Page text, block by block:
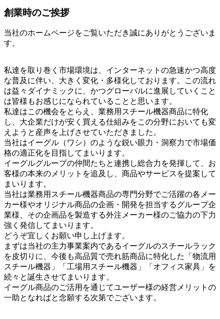
創業時のご挨拶
当社のホームページをご覧いただき誠にありがとうございま
す。
私達を取り巻く市場環境は、インターネットの急速かつ高度
な普及に伴い、大きく変化・多様化しております。この流れ
は益々ダイナミックに、かつグローバルに進展していくこと
は皆様もお感じになられていることと思います。
私達はこの機会をとらえ、業務用スチール機器商品に特化
し、大企業だけが安く買える仕組みをこの分野においても変
えようと産声を上げさせていただきました。
当社はイーグル（ワシ）のような鋭い眼力・洞察力で市場価
格の適正化を目指してまいります。
イーグルグループの仲間たちと連携し総合力を発揮して、お
客様の本来のメリットを追及し、商品やサービスを提案して
まいります。
当社は業務用スチール機器商品の専門分野でご活躍の各メー
カー様やオリジナル商品の企画・開発を担当するグループ企
業様、その企画品を製造する外注メーカー様のご協力の下力
強く発信してまいります。
どうぞ宜しくお願い申し上げます。
まずは当社の主力事業案内であるイーグルのスチールラック
を皮切りに、今後も高品質で売れ筋商品に特化した「物流用
スチール機器」「工場用スチール機器」「オフィス家具」を
続々と誕生させてまいります。
イーグル商品のご活用を通じてユーザー様の経営メリットの
一助となればと念願する次第でございます。